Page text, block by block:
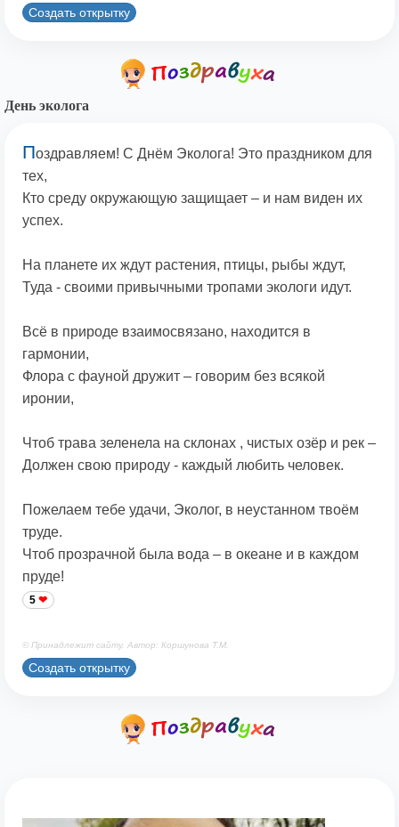
Создать открытку
День эколога
Поздравляем! С Днём Эколога! Это праздником для
тех,
Кто среду окружающую защищает – и нам виден их
успех.
На планете их ждут растения, птицы, рыбы ждут,
Туда - своими привычными тропами экологи идут.
Всё в природе взаимосвязано, находится в
гармонии,
Флора с фауной дружит – говорим без всякой
иронии,
Чтоб трава зеленела на склонах , чистых озёр и рек –
Должен свою природу - каждый любить человек.
Пожелаем тебе удачи, Эколог, в неустанном твоём
труде.
Чтоб прозрачной была вода – в океане и в каждом
пруде!
5
© Принадлежит сайту. Автор: Коршунова Т.М.
Создать открытку